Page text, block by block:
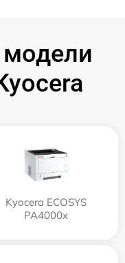
Kyocera ECOSYS
PA4000x